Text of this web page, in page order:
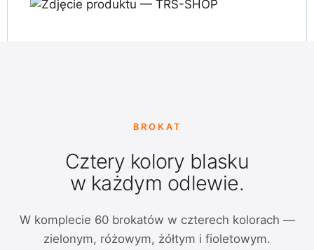
BROKAT
Cztery kolory blasku
w każdym odlewie.
W komplecie 60 brokatów w czterech kolorach —
zielonym, różowym, żółtym i fioletowym.